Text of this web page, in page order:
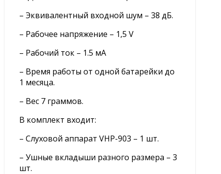
– Эквивалентный входной шум – 38 дБ.
– Рабочее напряжение – 1,5 V
– Рабочий ток – 1.5 мА
– Время работы от одной батарейки до
1 месяца.
– Вес 7 граммов.
В комплект входит:
– Слуховой аппарат VHP-903 – 1 шт.
– Ушные вкладыши разного размера – 3
шт.